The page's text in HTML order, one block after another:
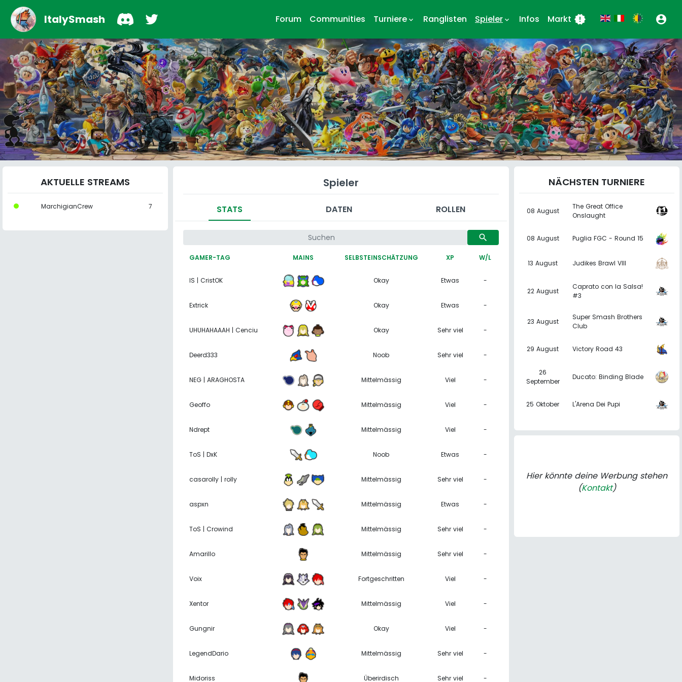
ItalySmash Forum Communities Turniere keyboard_arrow_down Ranglisten Spieler keyboard_arrow_down Infos Markt new_releases account_circle
AKTUELLE STREAMS
MarchigianCrew 7
Spieler
STATS DATEN ROLLEN
search
GAMER-TAG MAINS SELBSTEINSCHÄTZUNG XP W/L
IS | CristOK Okay Etwas -
Extrick Okay Etwas -
UHUHAHAAAH | Cenciu Okay Sehr viel -
Deerd333 Noob Sehr viel -
NEG | ARAGHOSTA Mittelmässig Viel -
Geoffo Mittelmässig Viel -
Ndrept Mittelmässig Viel -
ToS | DxK Noob Etwas -
casarolly | rolly Mittelmässig Sehr viel -
aspxn Mittelmässig Etwas -
ToS | Crowind Mittelmässig Sehr viel -
Amarillo Mittelmässig Sehr viel -
Voix Fortgeschritten Viel -
Xentor Mittelmässig Viel -
Gungnir Okay Viel -
LegendDario Mittelmässig Sehr viel -
Midoriss Überirdisch Sehr viel -
NÄCHSTEN TURNIERE
08 August
The Great Office
Onslaught
08 August Puglia FGC - Round 15
13 August Judikes Brawl VIII
22 August
Caprato con la Salsa!
#3
23 August
Super Smash Brothers
Club
29 August Victory Road 43
26
September
Ducato: Binding Blade
25 Oktober L'Arena Dei Pupi
Hier könnte deine Werbung stehen
(Kontakt)